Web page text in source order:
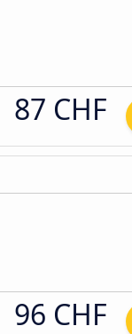
87 CHF
96 CHF